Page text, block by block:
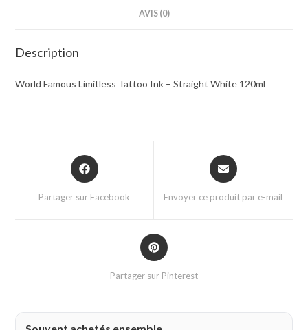
AVIS (0)
Description
World Famous Limitless Tattoo Ink – Straight White 120ml
Partager sur Facebook Envoyer ce produit par e-mail
Partager sur Pinterest